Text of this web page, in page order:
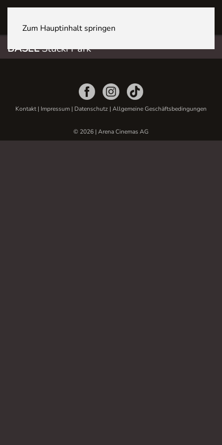
Zum Hauptinhalt springen
BASELStücki Park
Kontakt| Impressum | Datenschutz | Allgemeine Geschäftsbedingungen
© 2026 | Arena Cinemas AG